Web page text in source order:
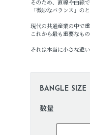
そのため、直線や曲線
「微妙なバランス」の
現代の共通産業の中で
これから最も重要なも
それは本当に小さな違
BANGLE SIZE
数量